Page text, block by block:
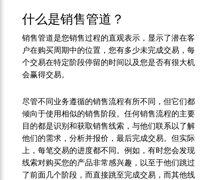
什么是销售管道？
销售管道是您销售过程的直观表示，显示了潜在客
户在购买周期中的位置，您有多少未完成交易，每
个交易在特定阶段停留的时间以及您是否有很大机
会赢得交易。
尽管不同业务遵循的销售流程有所不同，但它们都
倾向于使用相似的销售阶段。任何销售流程的主要
目的都是识别和获取销售线索，与他们联系以了解
他们的需求，分析并报价，最后完成交易。但实际
上，每笔交易的进度都不同。例如，有时您会发现
线索对购买您的产品非常感兴趣，以至于他们跳过
了前面几个阶段，而直接跳至完成交易，而其他线